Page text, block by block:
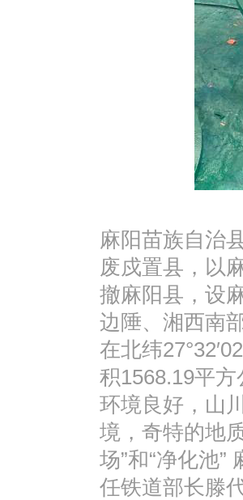
麻阳苗族自治
废戍置县，以
撤麻阳县，设
边陲、湘西南
在北纬
积1568.19平
环境良好，山
境，奇特的地
场”和“净化池
任铁道部长滕